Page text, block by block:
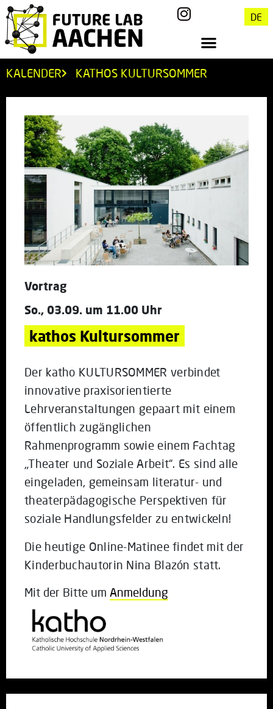
DE
KALENDER KATHOS KULTURSOMMER
Vortrag
So., 03.09. um 11.00 Uhr
kathos Kultursommer
Der katho KULTURSOMMER verbindet
innovative praxisorientierte
Lehrveranstaltungen gepaart mit einem
öffentlich zugänglichen
Rahmenprogramm sowie einem Fachtag
„Theater und Soziale Arbeit“. Es sind alle
eingeladen, gemeinsam literatur- und
theaterpädagogische Perspektiven für
soziale Handlungsfelder zu entwickeln!
Die heutige Online-Matinee findet mit der
Kinderbuchautorin Nina Blazón statt.
Mit der Bitte um Anmeldung